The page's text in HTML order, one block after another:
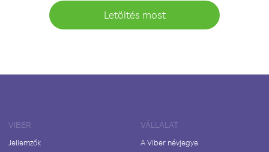
Letöltés most
VIBER
Jellemzők
VÁLLALAT
A Viber névjegye